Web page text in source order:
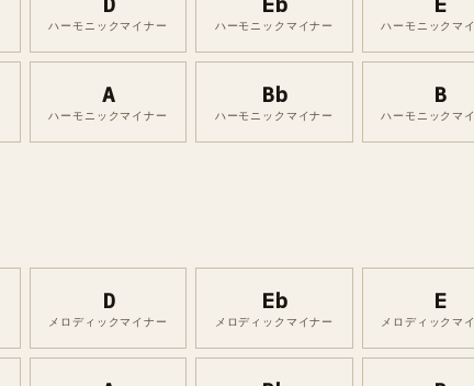
ハーモニックマイナー ハーモニックマイナー ハーモニックマ
A
ハーモニックマイナー
Bb
ハーモニックマイナー
B
ハーモニックマ
D
メロディックマイナー
Eb
メロディックマイナー
E
メロディックマ